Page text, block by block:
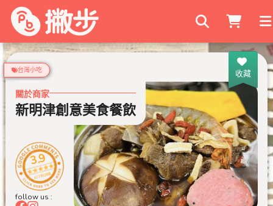
搜尋商家
收藏
台灣小吃
關於商家
新明津創意美食餐飲
3.9
422 則評論
follow us :